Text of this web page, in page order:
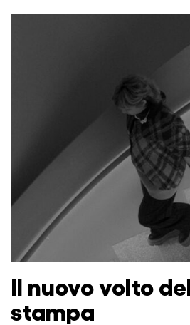
Il nuovo volto
stampa